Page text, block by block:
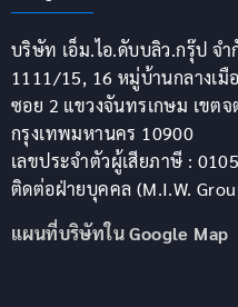
บริษัท เอ็ม.ไอ.ดับบลิว.กรุ๊ป จ
1111/15, 16 หมู่บ้านกลางเมื
ซอย 2 แขวงจันทรเกษม เขตจ
กรุงเทพมหานคร 10900
เลขประจำตัวผู้เสียภาษี :
ติดต่อฝ่ายบุคคล (M.I.W.
แผนที่บริษัทใน Google Map